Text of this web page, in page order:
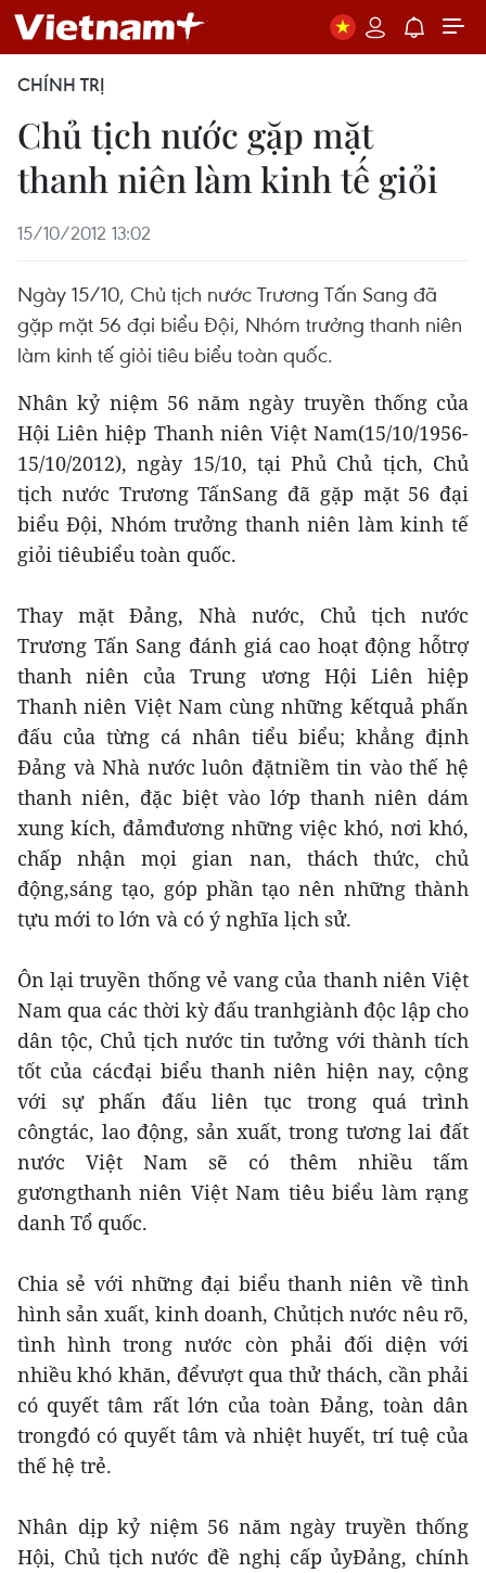
CHÍNH TRỊ
Chủ tịch nước gặp mặt
thanh niên làm kinh tế giỏi
15/10/2012 13:02
Ngày 15/10, Chủ tịch nước Trương Tấn Sang đã
gặp mặt 56 đại biểu Đội, Nhóm trưởng thanh niên
làm kinh tế giỏi tiêu biểu toàn quốc.
Nhân kỷ niệm 56 năm ngày truyền thống của
Hội Liên hiệp Thanh niên Việt Nam(15/10/1956-
15/10/2012), ngày 15/10, tại Phủ Chủ tịch, Chủ
tịch nước Trương TấnSang đã gặp mặt 56 đại
biểu Đội, Nhóm trưởng thanh niên làm kinh tế
giỏi tiêubiểu toàn quốc.
Thay mặt Đảng, Nhà nước, Chủ tịch nước
Trương Tấn Sang đánh giá cao hoạt động hỗtrợ
thanh niên của Trung ương Hội Liên hiệp
Thanh niên Việt Nam cùng những kếtquả phấn
đấu của từng cá nhân tiểu biểu; khẳng định
Đảng và Nhà nước luôn đặtniềm tin vào thế hệ
thanh niên, đặc biệt vào lớp thanh niên dám
xung kích, đảmđương những việc khó, nơi khó,
chấp nhận mọi gian nan, thách thức, chủ
động,sáng tạo, góp phần tạo nên những thành
tựu mới to lớn và có ý nghĩa lịch sử.
Ôn lại truyền thống vẻ vang của thanh niên Việt
Nam qua các thời kỳ đấu tranhgiành độc lập cho
dân tộc, Chủ tịch nước tin tưởng với thành tích
tốt của cácđại biểu thanh niên hiện nay, cộng
với sự phấn đấu liên tục trong quá trình
côngtác, lao động, sản xuất, trong tương lai đất
nước Việt Nam sẽ có thêm nhiều tấm
gươngthanh niên Việt Nam tiêu biểu làm rạng
danh Tổ quốc.
Chia sẻ với những đại biểu thanh niên về tình
hình sản xuất, kinh doanh, Chủtịch nước nêu rõ,
tình hình trong nước còn phải đối diện với
nhiều khó khăn, đểvượt qua thử thách, cần phải
có quyết tâm rất lớn của toàn Đảng, toàn dân
trongđó có quyết tâm và nhiệt huyết, trí tuệ của
thế hệ trẻ.
Nhân dịp kỷ niệm 56 năm ngày truyền thống
Hội, Chủ tịch nước đề nghị cấp ủyĐảng, chính